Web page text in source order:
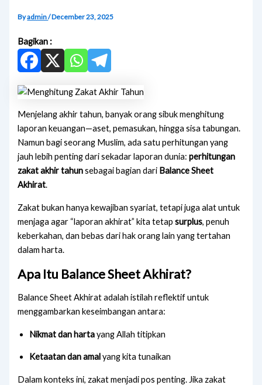
Byadmin/December 23, 2025
Bagikan :
Menjelang akhir tahun, banyak orang sibuk menghitung
laporan keuangan—aset, pemasukan, hingga sisa tabungan.
Namun bagi seorang Muslim, ada satu perhitungan yang
jauh lebih penting dari sekadar laporan dunia:perhitungan
zakat akhir tahunsebagai bagian dari Balance Sheet
Akhirat.
Zakat bukan hanya kewajiban syariat, tetapi juga alat untuk
menjaga agar “laporan akhirat” kita tetapsurplus, penuh
keberkahan, dan bebas dari hak orang lain yang tertahan
dalam harta.
Apa Itu Balance Sheet Akhirat?
Balance Sheet Akhirat adalah istilah reflektif untuk
menggambarkan keseimbangan antara:
Nikmat dan hartayang Allah titipkan
Ketaatan dan amalyang kita tunaikan
Dalam konteks ini, zakat menjadi pos penting. Jika zakat